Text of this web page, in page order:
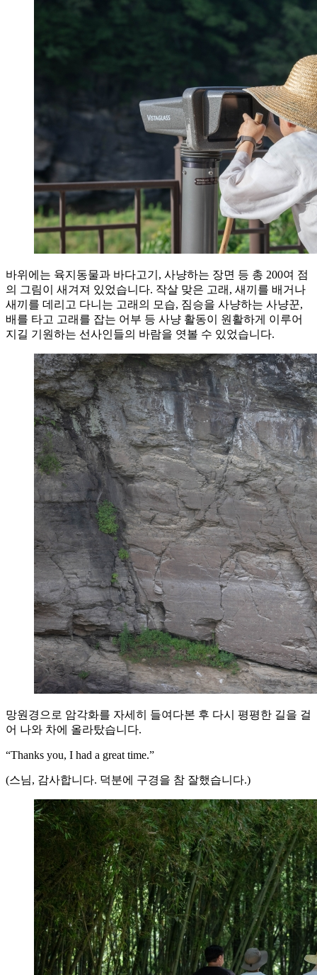
바위에는 육지동물과 바다고기, 사냥하는 장면 등 총 200여 점
의 그림이 새겨져 있었습니다. 작살 맞은 고래, 새끼를 배거나
새끼를 데리고 다니는 고래의 모습, 짐승을 사냥하는 사냥꾼,
배를 타고 고래를 잡는 어부 등 사냥 활동이 원활하게 이루어
지길 기원하는 선사인들의 바람을 엿볼 수 있었습니다.
망원경으로 암각화를 자세히 들여다본 후 다시 평평한 길을 걸
어 나와 차에 올라탔습니다.
“Thanks you, I had a great time.”
(스님, 감사합니다. 덕분에 구경을 참 잘했습니다.)